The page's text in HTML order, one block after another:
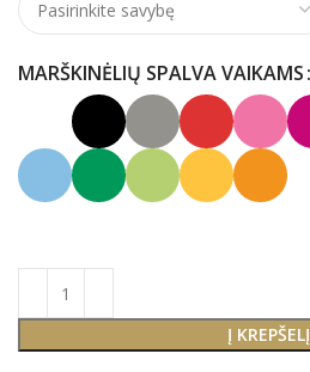
MARŠKINĖLIŲ SPALVA VAIKAMS
Į KREPŠELĮ